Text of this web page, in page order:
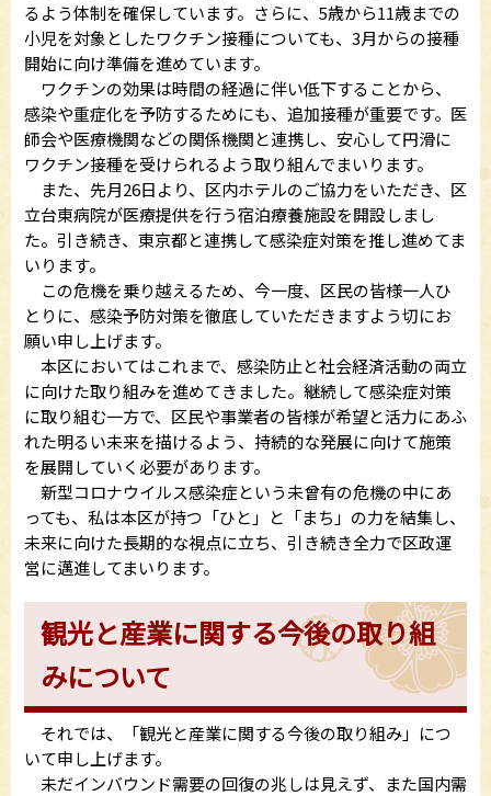
るよう体制を確保しています。さらに、5歳から11歳までの
小児を対象としたワクチン接種についても、3月からの接種
開始に向け準備を進めています。
ワクチンの効果は時間の経過に伴い低下することから、
感染や重症化を予防するためにも、追加接種が重要です。医
師会や医療機関などの関係機関と連携し、安心して円滑に
ワクチン接種を受けられるよう取り組んでまいります。
また、先月26日より、区内ホテルのご協力をいただき、区
立台東病院が医療提供を行う宿泊療養施設を開設しまし
た。引き続き、東京都と連携して感染症対策を推し進めてま
いります。
この危機を乗り越えるため、今一度、区民の皆様一人ひ
とりに、感染予防対策を徹底していただきますよう切にお
願い申し上げます。
本区においてはこれまで、感染防止と社会経済活動の両立
に向けた取り組みを進めてきました。継続して感染症対策
に取り組む一方で、区民や事業者の皆様が希望と活力にあふ
れた明るい未来を描けるよう、持続的な発展に向けて施策
を展開していく必要があります。
新型コロナウイルス感染症という未曾有の危機の中にあ
っても、私は本区が持つ「ひと」と「まち」の力を結集し、
未来に向けた長期的な視点に立ち、引き続き全力で区政運
営に邁進してまいります。
観光と産業に関する今後の取り組
みについて
それでは、「観光と産業に関する今後の取り組み」につ
いて申し上げます。
未だインバウンド需要の回復の兆しは見えず、また国内需